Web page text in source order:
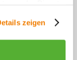
zeigen